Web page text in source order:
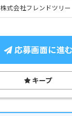
株式会社フレンドツリー
応募画面に進む
キープ